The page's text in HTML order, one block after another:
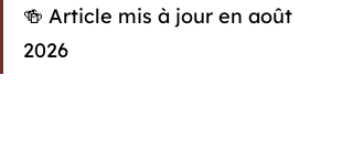
🍻 Article mis à jour en août
2026